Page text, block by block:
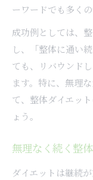
リバウン
体質改善に
整体で
整体ダイ
整体施
痩せや
根本から変わ
ーワードでも多く
成功例としては、
し、「整体に通い
ても、リバウンド
ます。特に、無理
て、整体ダイエッ
ょう。
無理なく続く整
ダイエットは継続